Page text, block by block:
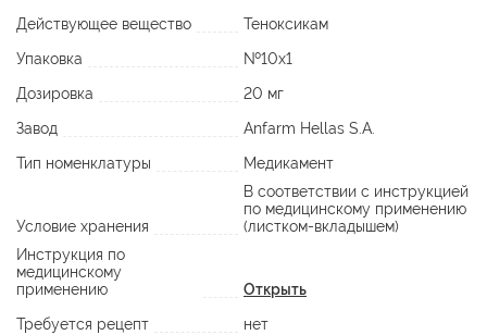
Действующее вещество
Теноксикам
Упаковка
№10х1
Дозировка
20 мг
Завод
Anfarm Hellas S.A.
Тип номенклатуры
Медикамент
Условие хранения
В соответствии с инструкцией
по медицинскому применению
(листком-вкладышем)
Инструкция по
медицинскому
применению
Открыть
Требуется рецепт
нет